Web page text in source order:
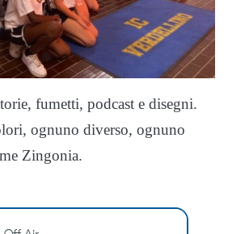
fumetti, podcast e disegni.
ognuno diverso, ognuno
Zingonia.